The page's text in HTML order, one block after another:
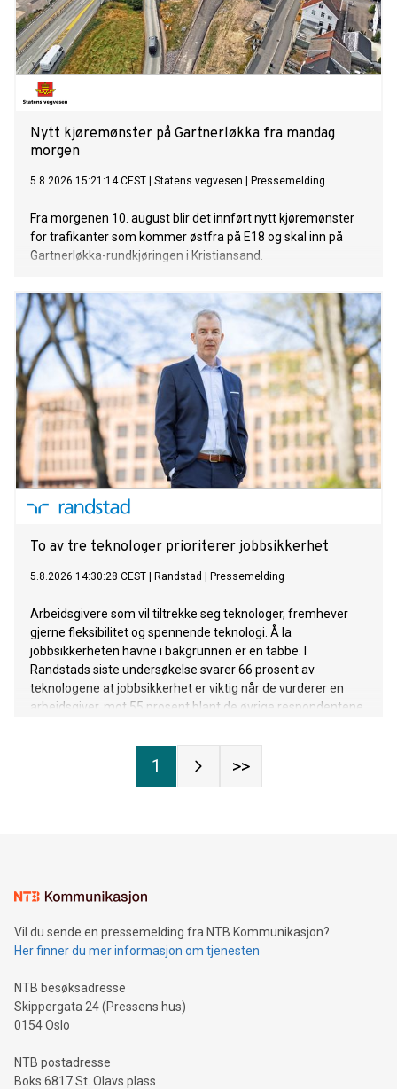
Nytt kjøremønster på Gartnerløkka fra mandag
morgen
5.8.2026 15:21:14 CEST Statens vegvesen Pressemelding
Fra morgenen 10. august blir det innført nytt kjøremønster
for trafikanter som kommer østfra på E18 og skal inn på
Gartnerløkka-rundkjøringen i Kristiansand.
To av tre teknologer prioriterer jobbsikkerhet
5.8.2026 14:30:28 CEST Randstad Pressemelding
Arbeidsgivere som vil tiltrekke seg teknologer, fremhever
gjerne fleksibilitet og spennende teknologi. Å la
jobbsikkerheten havne i bakgrunnen er en tabbe. I
Randstads siste undersøkelse svarer 66 prosent av
teknologene at jobbsikkerhet er viktig når de vurderer en
arbeidsgiver, mot 55 prosent blant de øvrige respondentene.
1 >>
Vil du sende en pressemelding fra NTB Kommunikasjon?
Her finner du mer informasjon om tjenesten
NTB besøksadresse
Skippergata 24 (Pressens hus)
0154 Oslo
NTB postadresse
Boks 6817 St. Olavs plass